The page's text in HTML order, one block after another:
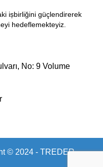
ișbirliğini güçlendirerek
hedeflemekteyiz.
No: 9 Volume
© 2024 - TREDER